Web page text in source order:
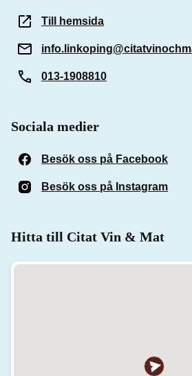
Till hemsida
013-1908810
Sociala medier
Besök oss på Facebook
Besök oss på Instagram
Hitta till Citat Vin & Mat